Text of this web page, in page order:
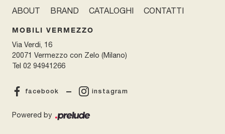
ABOUT BRAND CATALOGHI CONTATTI
MOBILI VERMEZZO
Via Verdi, 16
20071 Vermezzo con Zelo (Milano)
Tel 02 94941266
facebook instagram
Powered by